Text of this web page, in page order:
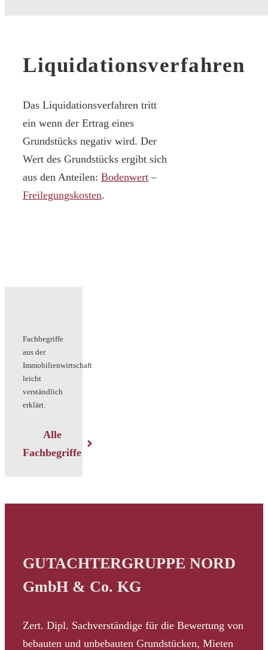
Liquidationsverfahren
Das Liquidationsverfahren tritt
ein wenn der Ertrag eines
Grundstücks negativ wird. Der
Wert des Grundstücks ergibt sich
aus den Anteilen: Bodenwert –
Freilegungskosten.
Fachbegriffe
aus der
Immobilienwirtschaft
leicht
verständlich
erklärt.
Alle
Fachbegriffe
GUTACHTERGRUPPE NORD
GmbH & Co. KG
Zert. Dipl. Sachverständige für die Bewertung von
bebauten und unbebauten Grundstücken, Mieten